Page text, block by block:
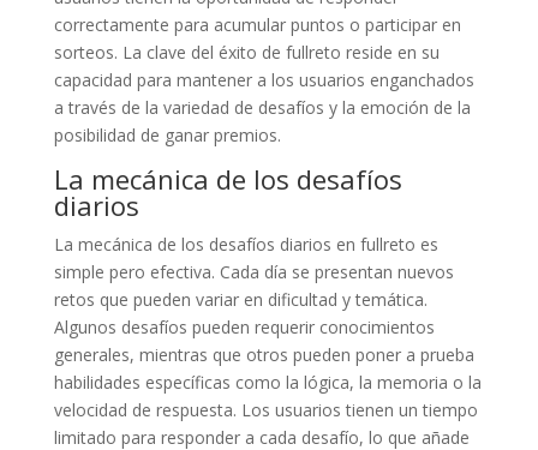
correctamente para acumular puntos o participar en
sorteos. La clave del éxito de fullreto reside en su
capacidad para mantener a los usuarios enganchados
a través de la variedad de desafíos y la emoción de la
posibilidad de ganar premios.
La mecánica de los desafíos
diarios
La mecánica de los desafíos diarios en fullreto es
simple pero efectiva. Cada día se presentan nuevos
retos que pueden variar en dificultad y temática.
Algunos desafíos pueden requerir conocimientos
generales, mientras que otros pueden poner a prueba
habilidades específicas como la lógica, la memoria o la
velocidad de respuesta. Los usuarios tienen un tiempo
limitado para responder a cada desafío, lo que añade